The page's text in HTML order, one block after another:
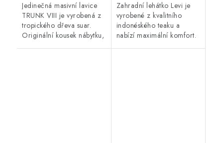
Jedinečná masivní lavice
TRUNK VIII je vyrobená z
tropického dřeva suar.
Originální kousek nábytku,
Zahradní lehátko Levi je
vyrobené z kvalitního
indonéského teaku a
nabízí maximální komfort.